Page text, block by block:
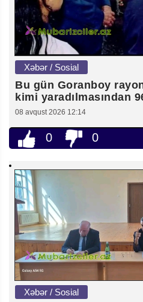
Xəbər / Sosial
Bu gün Goranboy
kimi yaradılmasından
08 avqust 2026 12:14
0 0
Xəbər / Sosial